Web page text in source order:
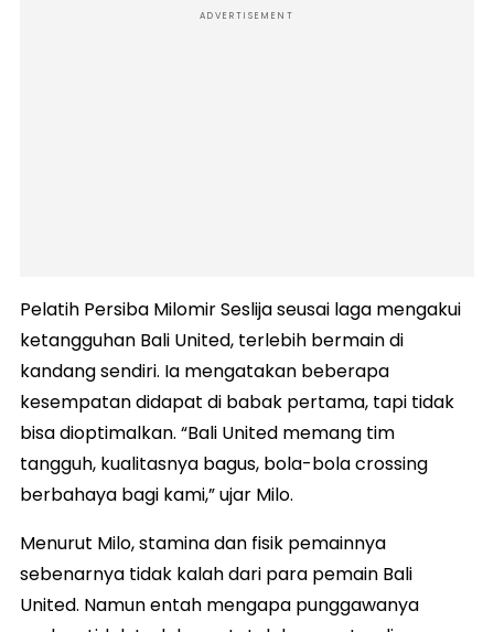
ADVERTISEMENT
Pelatih Persiba Milomir Seslija seusai laga mengakui
ketangguhan Bali United, terlebih bermain di
kandang sendiri. Ia mengatakan beberapa
kesempatan didapat di babak pertama, tapi tidak
bisa dioptimalkan. “Bali United memang tim
tangguh, kualitasnya bagus, bola-bola crossing
berbahaya bagi kami,” ujar Milo.
Menurut Milo, stamina dan fisik pemainnya
sebenarnya tidak kalah dari para pemain Bali
United. Namun entah mengapa punggawanya